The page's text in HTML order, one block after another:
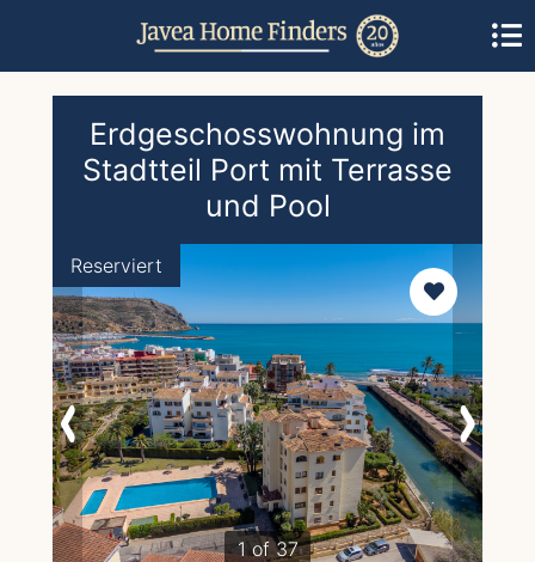
Erdgeschosswohnung im
Stadtteil Port mit Terrasse
und Pool
1 of 37
Reserviert